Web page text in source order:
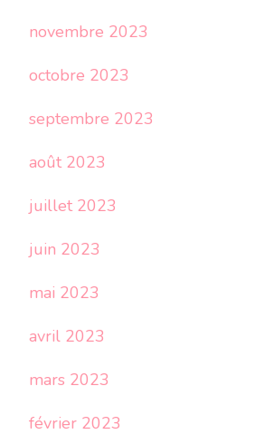
novembre 2023
octobre 2023
septembre 2023
août 2023
juillet 2023
juin 2023
mai 2023
avril 2023
mars 2023
février 2023